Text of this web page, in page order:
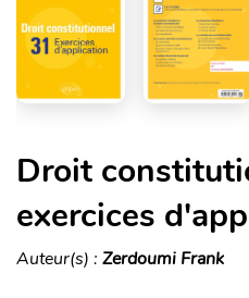
Droit
exercices
Auteur(s) : Zerdoumi Frank